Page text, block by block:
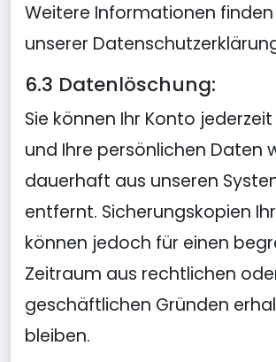
Weitere Informationen finden
unserer
6.3 Datenlöschung:
Sie können Ihr Konto
und Ihre persönlichen Daten
dauerhaft aus unseren
entfernt. Sicherungskopien
können jedoch für einen
Zeitraum aus rechtlichen
geschäftlichen Gründen
bleiben.